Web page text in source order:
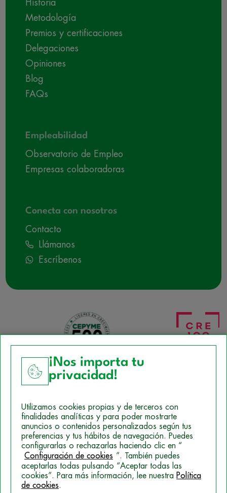
Historia
Metodología
Premios y certificaciones
Delegaciones
Opiniones
Blog
FAQs
Empleabilidad
Observatorio de Empleo
Empresas colaboradoras
Conecta con nosotros
Contacto
Llámanos
Escríbenos
Política de Cookies
Mapa del sitio
Politica de Privacidad
© 2026 Campus Training
¡Nos importa tu
privacidad!
Utilizamos cookies propias y de terceros con
finalidades analíticas y para poder mostrarte
anuncios o contenidos personalizados según tus
preferencias y tus hábitos de navegación. Puedes
configurarlas o rechazarlas haciendo clic en “
Configuración de cookies ”. También puedes
aceptarlas todas pulsando “Aceptar todas las
cookies”. Para más información, lee nuestra Política
de cookies.